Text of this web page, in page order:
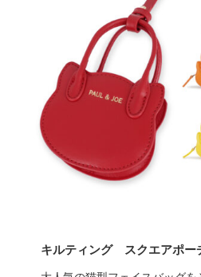
キルティング スクエアポー